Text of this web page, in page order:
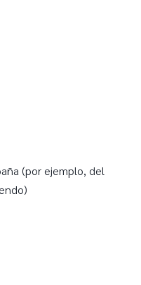
(por ejemplo, del